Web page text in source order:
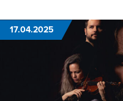
17.04.2025